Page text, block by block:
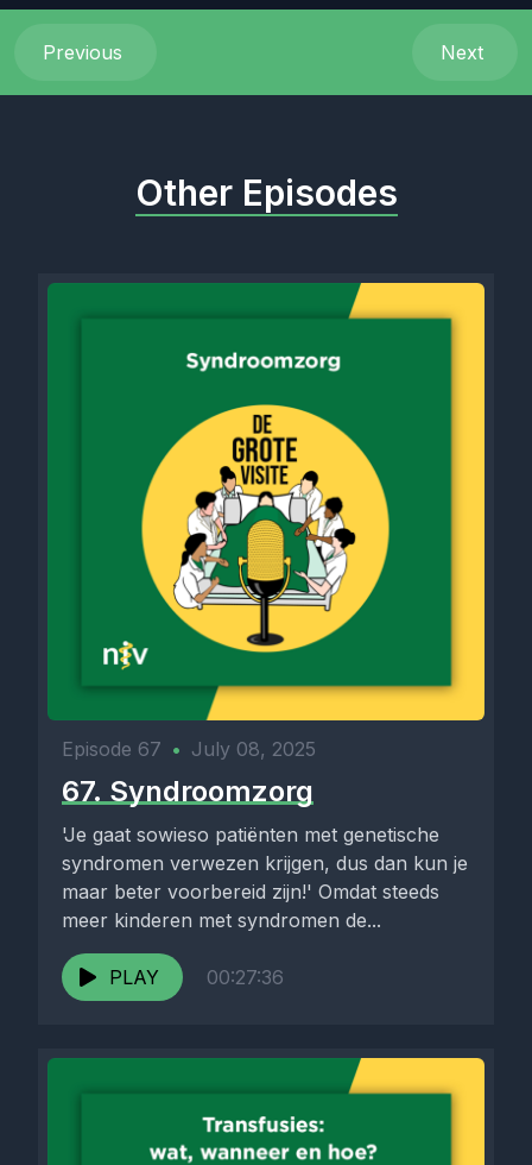
Previous Next
Other Episodes
Episode 67 • July 08, 2025
67. Syndroomzorg
'Je gaat sowieso patiënten met genetische
syndromen verwezen krijgen, dus dan kun je
maar beter voorbereid zijn!' Omdat steeds
meer kinderen met syndromen de...
PLAY 00:27:36